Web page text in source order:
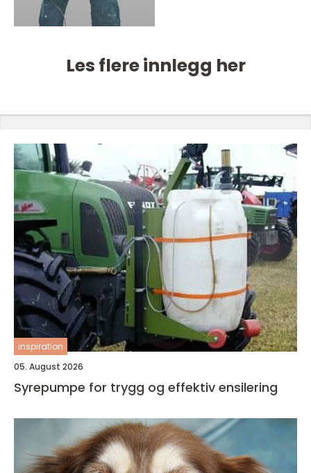
Les flere innlegg her
inspiration
05. August 2026
Syrepumpe for trygg og effektiv ensilering